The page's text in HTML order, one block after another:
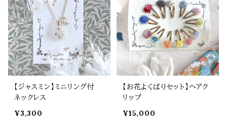
【ジャスミン】ミニリング付
ネックレス
¥3,300
【お花よくばりセット】ヘアク
リップ
¥15,000